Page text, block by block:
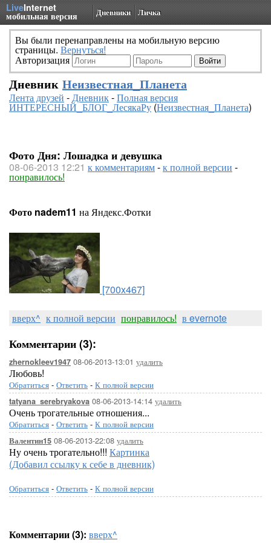
LiveInternet
мобильная версия Дневники Личка
Вы были перенаправлены на мобильную версию
страницы. Вернуться!
Авторизация
Дневник Неизвестная_Планета
Лента друзей -Дневник-Полная версия
ИНТЕРЕСНЫЙ_БЛОГ_ЛесякаРу(Неизвестная_Планета)
Фото Дня: Лошадка и девушка
08-06-2013 12:21 к комментариям-к полной версии -
понравилось!
Фото nadem11 на Яндекс.Фотки
[700x467]
вверх^ к полной версии понравилось! в evernote
Комментарии (3):
zhernokleev1947 08-06-2013-13:01 удалить
Любовь!
Обратиться - Ответить - К полной версии
tatyana_serebryakova 08-06-2013-14:14 удалить
Очень трогательные отношения...
Обратиться - Ответить - К полной версии
Валентин15 08-06-2013-22:08 удалить
Ну очень трогательно!!! Картинка
(Добавил ссылку к себе в дневник)
Обратиться - Ответить - К полной версии
Комментарии (3): вверх^